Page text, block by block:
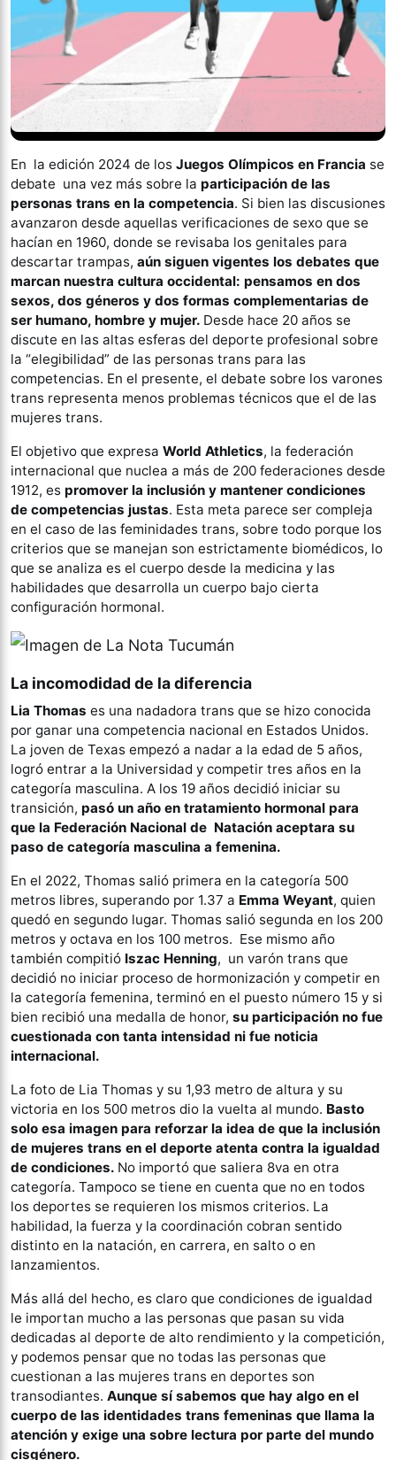
En la edición 2024 de los Juegos Olímpicos en Francia se
debate una vez más sobre la participación de las
personas trans en la competencia. Si bien las discusiones
avanzaron desde aquellas verificaciones de sexo que se
hacían en 1960, donde se revisaba los genitales para
descartar trampas, aún siguen vigentes los debates que
marcan nuestra cultura occidental: pensamos en dos
sexos, dos géneros y dos formas complementarias de
ser humano, hombre y mujer. Desde hace 20 años se
discute en las altas esferas del deporte profesional sobre
la “elegibilidad” de las personas trans para las
competencias. En el presente, el debate sobre los varones
trans representa menos problemas técnicos que el de las
mujeres trans.
El objetivo que expresa World Athletics, la federación
internacional que nuclea a más de 200 federaciones desde
1912, es promover la inclusión y mantener condiciones
de competencias justas. Esta meta parece ser compleja
en el caso de las feminidades trans, sobre todo porque los
criterios que se manejan son estrictamente biomédicos, lo
que se analiza es el cuerpo desde la medicina y las
habilidades que desarrolla un cuerpo bajo cierta
configuración hormonal.
La incomodidad de la diferencia
Lia Thomas es una nadadora trans que se hizo conocida
por ganar una competencia nacional en Estados Unidos.
La joven de Texas empezó a nadar a la edad de 5 años,
logró entrar a la Universidad y competir tres años en la
categoría masculina. A los 19 años decidió iniciar su
transición, pasó un año en tratamiento hormonal para
que la Federación Nacional de Natación aceptara su
paso de categoría masculina a femenina.
En el 2022, Thomas salió primera en la categoría 500
metros libres, superando por 1.37 a Emma Weyant, quien
quedó en segundo lugar. Thomas salió segunda en los 200
metros y octava en los 100 metros. Ese mismo año
también compitió Iszac Henning, un varón trans que
decidió no iniciar proceso de hormonización y competir en
la categoría femenina, terminó en el puesto número 15 y si
bien recibió una medalla de honor, su participación no fue
cuestionada con tanta intensidad ni fue noticia
internacional.
La foto de Lia Thomas y su 1,93 metro de altura y su
victoria en los 500 metros dio la vuelta al mundo. Basto
solo esa imagen para reforzar la idea de que la inclusión
de mujeres trans en el deporte atenta contra la igualdad
de condiciones. No importó que saliera 8va en otra
categoría. Tampoco se tiene en cuenta que no en todos
los deportes se requieren los mismos criterios. La
habilidad, la fuerza y la coordinación cobran sentido
distinto en la natación, en carrera, en salto o en
lanzamientos.
Más allá del hecho, es claro que condiciones de igualdad
le importan mucho a las personas que pasan su vida
dedicadas al deporte de alto rendimiento y la competición,
y podemos pensar que no todas las personas que
cuestionan a las mujeres trans en deportes son
transodiantes. Aunque sí sabemos que hay algo en el
cuerpo de las identidades trans femeninas que llama la
atención y exige una sobre lectura por parte del mundo
cisgénero.